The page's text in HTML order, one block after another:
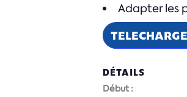
Adapter les
DÉTAILS
Début :